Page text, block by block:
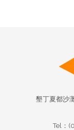
墾丁夏都沙
Tel：